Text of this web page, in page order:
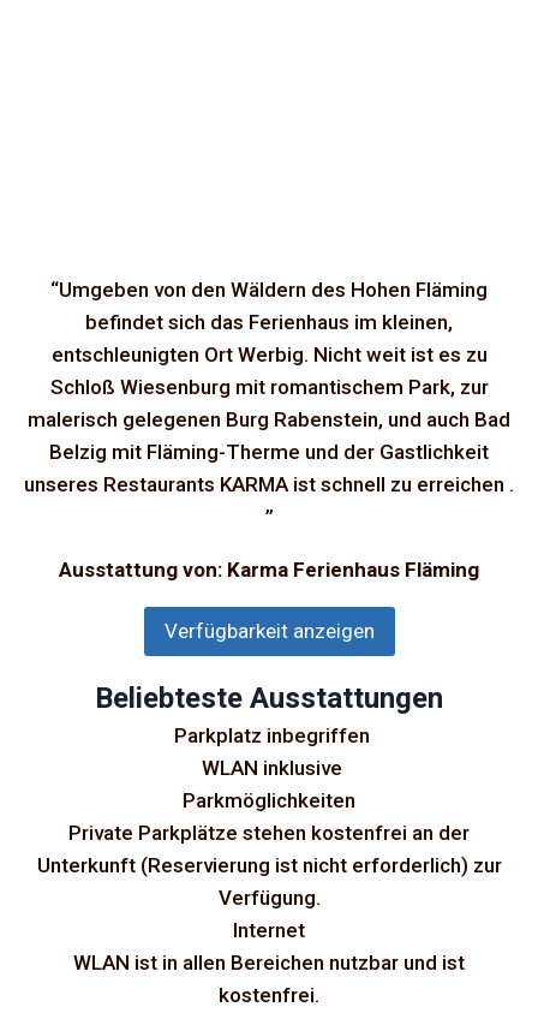
“Umgeben von den Wäldern des Hohen Fläming
befindet sich das Ferienhaus im kleinen,
entschleunigten Ort Werbig. Nicht weit ist es zu
Schloß Wiesenburg mit romantischem Park, zur
malerisch gelegenen Burg Rabenstein, und auch Bad
Belzig mit Fläming-Therme und der Gastlichkeit
unseres Restaurants KARMA ist schnell zu erreichen .
”
Ausstattung von: Karma Ferienhaus Fläming
Verfügbarkeit anzeigen
Beliebteste Ausstattungen
Parkplatz inbegriffen
WLAN inklusive
Parkmöglichkeiten
Private Parkplätze stehen kostenfrei an der
Unterkunft (Reservierung ist nicht erforderlich) zur
Verfügung.
Internet
WLAN ist in allen Bereichen nutzbar und ist
kostenfrei.